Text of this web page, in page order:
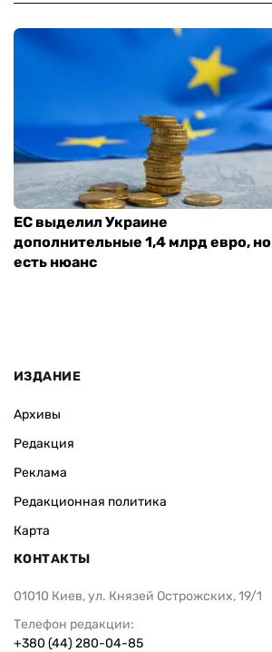
ЕС выделил Украине
дополнительные 1,4 млрд евро, но
есть нюанс
ИЗДАНИЕ
Архивы
Редакция
Реклама
Редакционная политика
Карта
КОНТАКТЫ
01010 Киев, ул. Князей Острожских, 19/1
Телефон редакции:
+380 (44) 280-04-85